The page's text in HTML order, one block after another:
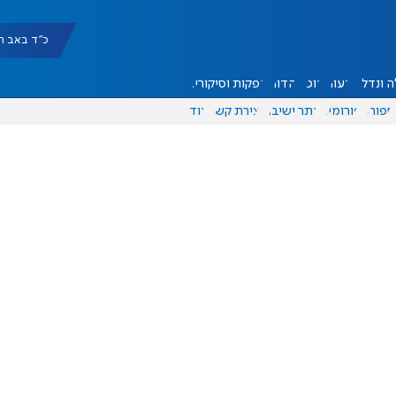
כ"ד באב תשפ"ו
ונדל"ן דעות אוכל יהדות הפקות וסיקורים
ספורט פורומים אתר ישיבה יצירת קשר עוד